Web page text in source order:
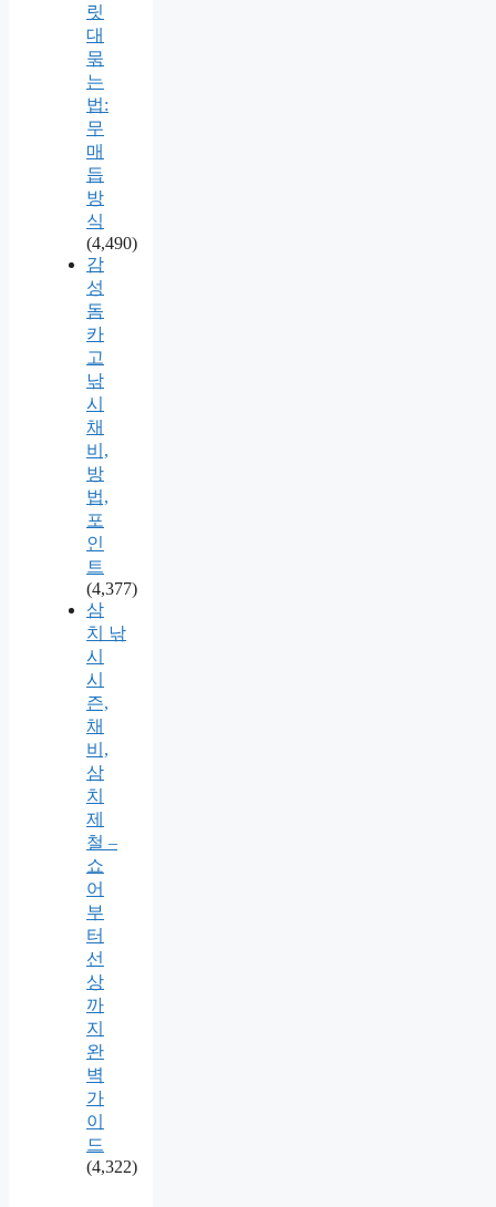
릿
대
묶
는
법:
무
매
듭
방
식
(4,490)
감
성
돔
카
고
낚
시
채
비,
방
법,
포
인
트
(4,377)
삼
치 낚
시
시
즌,
채
비,
삼
치
제
철 –
쇼
어
부
터
선
상
까
지
완
벽
가
이
드
(4,322)